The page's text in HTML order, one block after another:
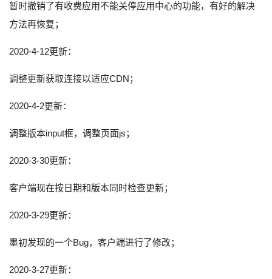
暂时撤销了有收费应用不能关停应用中心的功能，有好的解决
方法再恢复；
2020-4-12更新：
调整更新获取连接以适应CDN；
2020-4-2更新：
调整版本input框，调整页面js；
2020-3-30更新：
客户端现在按日期和版本同时检查更新；
2020-3-29更新：
墨初发现的一个Bug，客户端进行了修改；
2020-3-27更新：